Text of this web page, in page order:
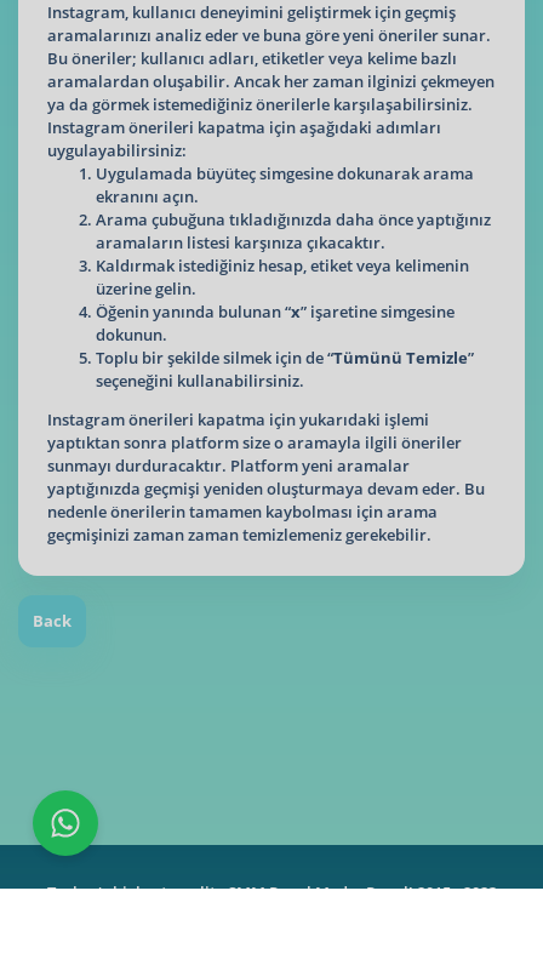
Instagram, kullanıcı deneyimini geliştirmek için geçmiş
aramalarınızı analiz eder ve buna göre yeni öneriler sunar.
Bu öneriler; kullanıcı adları, etiketler veya kelime bazlı
aramalardan oluşabilir. Ancak her zaman ilginizi çekmeyen
ya da görmek istemediğiniz önerilerle karşılaşabilirsiniz.
Instagram önerileri kapatma için aşağıdaki adımları
uygulayabilirsiniz:
Uygulamada büyüteç simgesine dokunarak arama
ekranını açın.
Arama çubuğuna tıkladığınızda daha önce yaptığınız
aramaların listesi karşınıza çıkacaktır.
Kaldırmak istediğiniz hesap, etiket veya kelimenin
üzerine gelin.
Öğenin yanında bulunan “x” işaretine simgesine
dokunun.
Toplu bir şekilde silmek için de “Tümünü Temizle”
seçeneğini kullanabilirsiniz.
Instagram önerileri kapatma için yukarıdaki işlemi
yaptıktan sonra platform size o aramayla ilgili öneriler
sunmayı durduracaktır. Platform yeni aramalar
yaptığınızda geçmişi yeniden oluşturmaya devam eder. Bu
nedenle önerilerin tamamen kaybolması için arama
geçmişinizi zaman zaman temizlemeniz gerekebilir.
Back
Turkey's highest quality SMM Panel MedyaPanel! 2015 - 2023